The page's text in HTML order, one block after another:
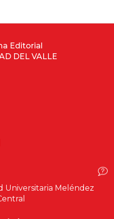
Editorial
DEL VALLE
Universitaria Meléndez